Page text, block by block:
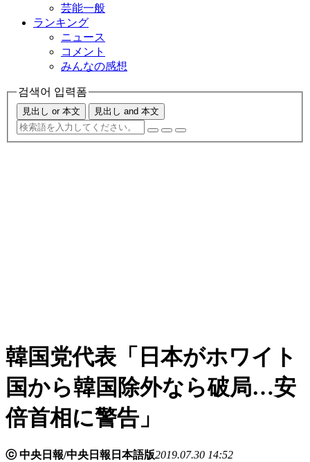
芸能一般
ランキング
ニュース
コメント
みんなの感想
검색어 입력폼
見出し or 本文 見出し and 本文
韓国党代表「日本がホワイト
国から韓国除外なら破局…安
倍首相に警告」
ⓒ 中央日報/中央日報日本語版2019.07.30 14:52